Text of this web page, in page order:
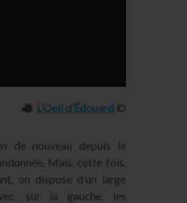
L’Oeil d’Édouard©
de nouveau depuis le
Mais, cette fois,
on dispose d’un large
sur la gauche, les